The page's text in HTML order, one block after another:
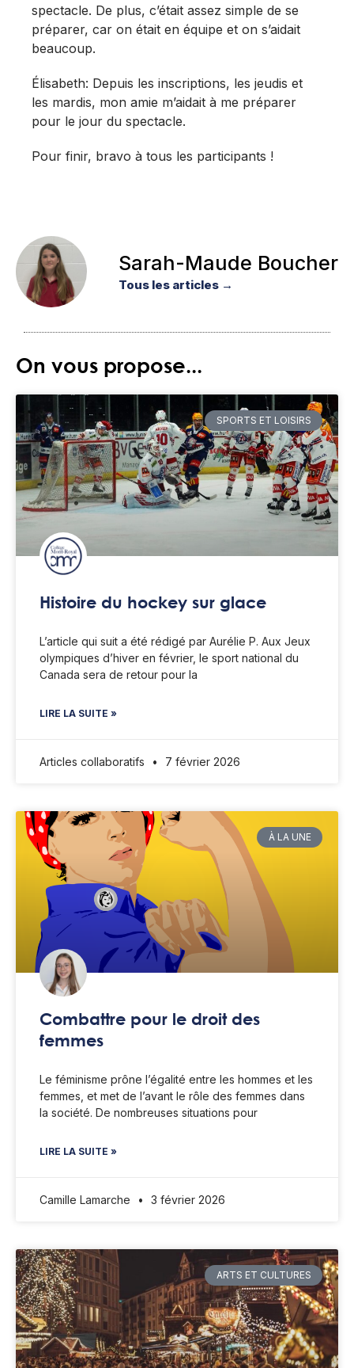
spectacle. De plus, c’était assez simple de se
préparer, car on était en équipe et on s’aidait
beaucoup.
Élisabeth: Depuis les inscriptions, les jeudis et
les mardis, mon amie m’aidait à me préparer
pour le jour du spectacle.
Pour finir, bravo à tous les participants !
Sarah-Maude Boucher
Tous les articles →
On vous propose...
SPORTS ET LOISIRS
Histoire du hockey sur glace
L’article qui suit a été rédigé par Aurélie P. Aux Jeux
olympiques d’hiver en février, le sport national du
Canada sera de retour pour la
LIRE LA SUITE »
Articles collaboratifs 7 février 2026
À LA UNE
Combattre pour le droit des
femmes
Le féminisme prône l’égalité entre les hommes et les
femmes, et met de l’avant le rôle des femmes dans
la société. De nombreuses situations pour
LIRE LA SUITE »
Camille Lamarche 3 février 2026
ARTS ET CULTURES